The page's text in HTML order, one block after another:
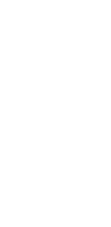
sa 11 rokov
Tourém